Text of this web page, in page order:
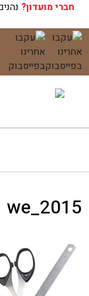
חברי מועדון?
דלג
לתוכן
we_2015